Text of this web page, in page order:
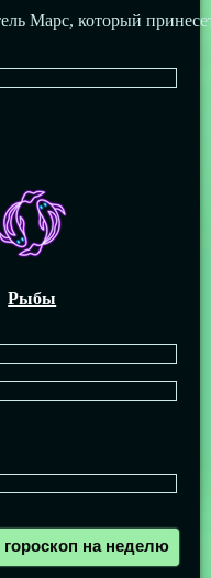
Марс, который
Рыбы
на неделю